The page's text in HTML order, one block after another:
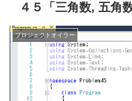
４５「三角数, 五角
プロジェクトオイラー